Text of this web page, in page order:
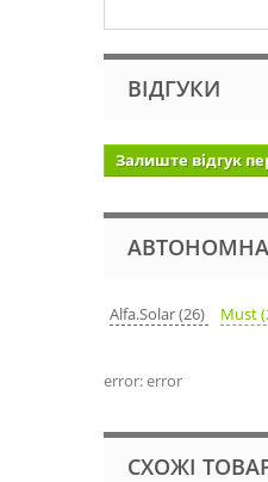
ВІДГУКИ
Залиште відгук
АВТОНОМНА
Alfa.Solar (26) Must
error: error
СХОЖІ